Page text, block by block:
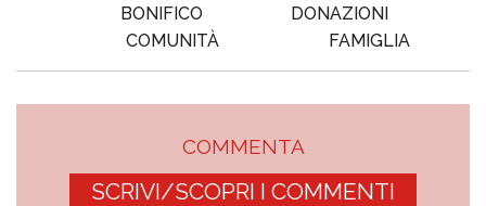
BONIFICO
DONAZIONI
COMUNITÀ
FAMIGLIA
COMMENTA
SCRIVI/SCOPRI I COMMENTI